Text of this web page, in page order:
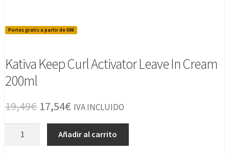
Portes gratis a partir de 69€
Kativa Keep Curl Activator Leave In Cream
200ml
19,49€ El
precio
original
17,54€ El
precio
actual
IVA INCLUIDO
Añadir al carrito